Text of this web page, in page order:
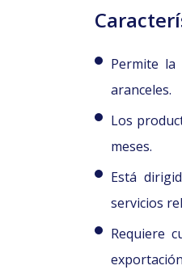
Permite la
aranceles.
Los
meses.
Está
servicios
Requiere